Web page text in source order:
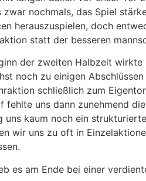
zwar nochmals, das Spiel
herauszuspielen, doch
statt der besseren
der zweiten Halbzeit
noch zu einigen
schließlich zum
fehlte uns dann zunehmend
uns kaum noch ein
wir uns zu oft in
es am Ende bei einer